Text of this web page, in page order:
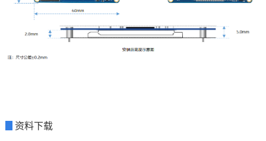
资料下载